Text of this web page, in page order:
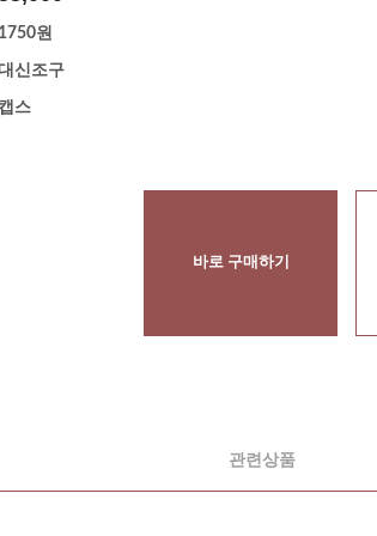
1750원
신조구
캡스
바로 구매하기
관련상품